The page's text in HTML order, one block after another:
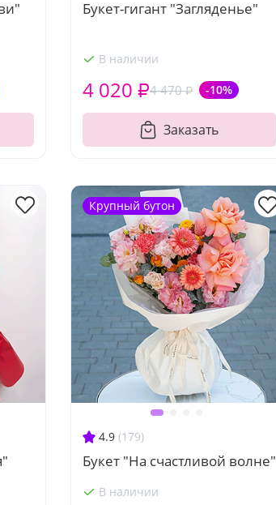
Букет-гигант "Загляденье"
В наличии
4 470 ₽ -10%
4 020 ₽
Заказать
4.9 (179)
Букет "На счастливой волне"
В наличии
Крупный бутон